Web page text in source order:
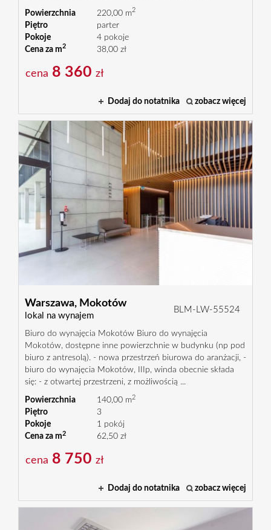
Powierzchnia 220,00 m2
Piętro
parter
Pokoje
4 pokoje
Cena za m2 38,00 zł
cena 8 360 zł
Dodaj do notatnika zobacz więcej
Warszawa, Mokotów
lokal na wynajem
BLM-LW-55524
Biuro do wynajęcia Mokotów Biuro do wynajęcia
Mokotów, dostępne inne powierzchnie w budynku (np pod
biuro z antresolą). - nowa przestrzeń biurowa do aranżacji, -
biuro do wynajęcia Mokotów, IIIp, winda obecnie składa
się: - z otwartej przestrzeni, z możliwością ...
Powierzchnia 140,00 m2
Piętro
3
Pokoje
1 pokój
Cena za m2 62,50 zł
cena 8 750 zł
Dodaj do notatnika zobacz więcej